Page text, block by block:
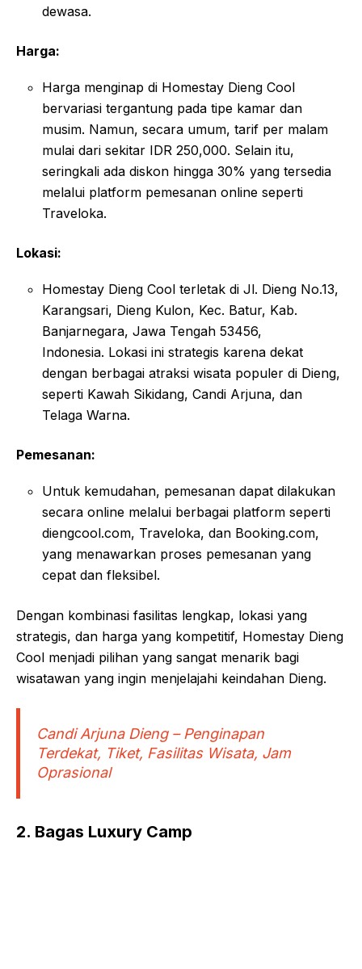
dewasa.
Harga:
Harga menginap di Homestay Dieng Cool
bervariasi tergantung pada tipe kamar dan
musim. Namun, secara umum, tarif per malam
mulai dari sekitar IDR 250,000. Selain itu,
seringkali ada diskon hingga 30% yang tersedia
melalui platform pemesanan online seperti
Traveloka.
Lokasi:
Homestay Dieng Cool terletak di Jl. Dieng No.13,
Karangsari, Dieng Kulon, Kec. Batur, Kab.
Banjarnegara, Jawa Tengah 53456,
Indonesia. Lokasi ini strategis karena dekat
dengan berbagai atraksi wisata populer di Dieng,
seperti Kawah Sikidang, Candi Arjuna, dan
Telaga Warna.
Pemesanan:
Untuk kemudahan, pemesanan dapat dilakukan
secara online melalui berbagai platform seperti
diengcool.com, Traveloka, dan Booking.com,
yang menawarkan proses pemesanan yang
cepat dan fleksibel.
Dengan kombinasi fasilitas lengkap, lokasi yang
strategis, dan harga yang kompetitif, Homestay Dieng
Cool menjadi pilihan yang sangat menarik bagi
wisatawan yang ingin menjelajahi keindahan Dieng.
Candi Arjuna Dieng – Penginapan
Terdekat, Tiket, Fasilitas Wisata, Jam
Oprasional
2. Bagas Luxury Camp